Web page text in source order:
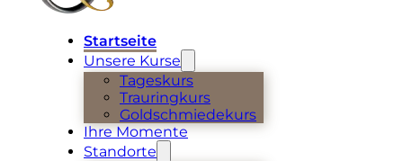
Startseite
Unsere Kurse
Tageskurs
Trauringkurs
Goldschmiedekurs
Ihre Momente
Standorte